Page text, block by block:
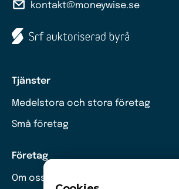
kontakt@moneywise.se
Tjänster
Medelstora och stora företag
Små företag
Företag
Om oss